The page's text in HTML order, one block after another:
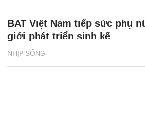
NHỊP SỐNG
BAT Việt Nam tiếp sức phụ
giới phát triển sinh kế